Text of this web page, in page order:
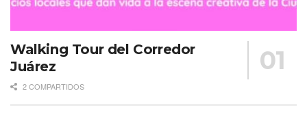
Walking Tour del Corredor
Juárez
2 COMPARTIDOS